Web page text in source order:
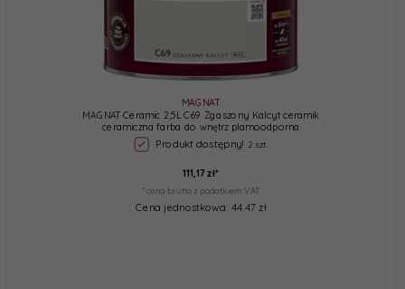
MAGNAT
MAGNAT Ceramic 2,5L C69 Zgaszony Kalcyt ceramik
ceramiczna farba do wnętrz plamoodporna
Produkt dostępny! 2 szt.
111,17 zł*
* cena brutto z podatkiem VAT
Cena jednostkowa: 44.47 zł